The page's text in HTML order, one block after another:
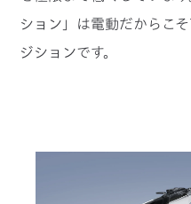
ション」は電動だからこ
ジションです。